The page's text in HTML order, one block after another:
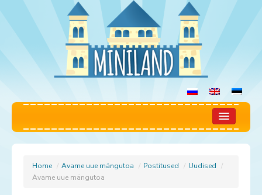
Miniland
Mängutuba
Home / Avame uue mängutoa / Postitused / Uudised /
Avame uue mängutoa